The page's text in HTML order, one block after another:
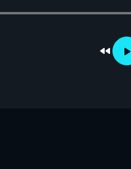
fast_rewind play_arrow